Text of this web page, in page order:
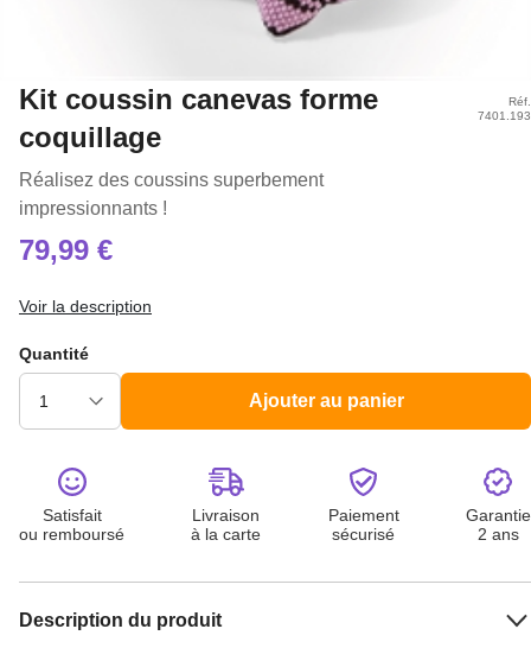
Kit coussin canevas forme
coquillage
Réalisez des coussins superbement
impressionnants !
Réf.
7401.193
79,99 €
Voir la description
Quantité
Ajouter au panier
Satisfait
ou remboursé
Livraison
à la carte
Paiement
sécurisé
Garantie
2 ans
Description du produit